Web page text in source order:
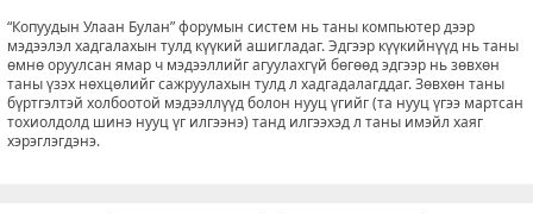
“Копуудын Улаан Булан” форумын систем нь таны компьютер дээр
мэдээлэл хадгалахын тулд күүкий ашигладаг. Эдгээр күүкийнүүд нь таны
өмнө оруулсан ямар ч мэдээллийг агуулахгүй бөгөөд эдгээр нь зөвхөн
таны үзэх нөхцөлийг сажруулахын тулд л хадгадалагддаг. Зөвхөн таны
бүртгэлтэй холбоотой мэдээллүүд болон нууц үгийг (та нууц үгээ мартсан
тохиолдолд шинэ нууц үг илгээнэ) танд илгээхэд л таны имэйл хаяг
хэрэглэгдэнэ.